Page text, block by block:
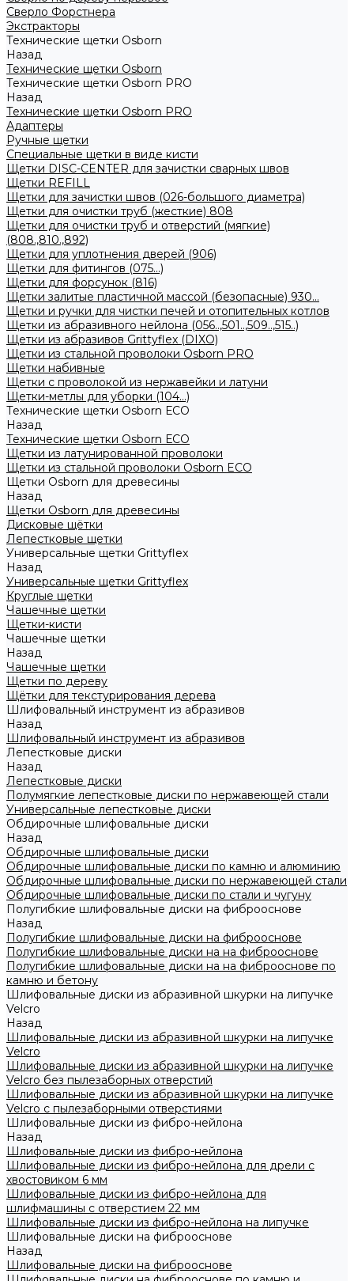
Сверло Форстнера
Экстракторы
Технические щетки Osborn
Назад
Технические щетки Osborn
Технические щетки Osborn PRO
Назад
Технические щетки Osborn PRO
Адаптеры
Ручные щетки
Специальные щетки в виде кисти
Щетки DISC-CENTER для зачистки сварных швов
Щетки REFILL
Щетки для зачистки швов (026-большого диаметра)
Щетки для очистки труб (жесткие) 808
Щетки для очистки труб и отверстий (мягкие)
(808.,810.,892)
Щетки для уплотнения дверей (906)
Щетки для фитингов (075...)
Щетки для форсунок (816)
Щетки залитые пластичной массой (безопасные) 930...
Щетки и ручки для чистки печей и отопительных котлов
Щетки из абразивного нейлона (056..,501..,509..,515..)
Щетки из абразивов Grittyflex (DIXO)
Щетки из стальной проволоки Osborn PRO
Щетки набивные
Щетки с проволокой из нержавейки и латуни
Щетки-метлы для уборки (104...)
Технические щетки Osborn ЕСО
Назад
Технические щетки Osborn ЕСО
Щетки из латунированной проволоки
Щетки из стальной проволоки Osborn ECO
Щетки Osborn для древесины
Назад
Щетки Osborn для древесины
Дисковые щётки
Лепестковые щетки
Универсальные щетки Grittyflex
Назад
Универсальные щетки Grittyflex
Круглые щетки
Чашечные щетки
Щетки-кисти
Чашечные щетки
Назад
Чашечные щетки
Щетки по дереву
Щётки для текстурирования дерева
Шлифовальный инструмент из абразивов
Назад
Шлифовальный инструмент из абразивов
Лепестковые диски
Назад
Лепестковые диски
Полумягкие лепестковые диски по нержавеющей стали
Универсальные лепестковые диски
Обдирочные шлифовальные диски
Назад
Обдирочные шлифовальные диски
Обдирочные шлифовальные диски по камню и алюминию
Обдирочные шлифовальные диски по нержавеющей стали
Обдирочные шлифовальные диски по стали и чугуну
Полугибкие шлифовальные диски на фиброоснове
Назад
Полугибкие шлифовальные диски на фиброоснове
Полугибкие шлифовальные диски на на фиброоснове
Полугибкие шлифовальные диски на на фиброоснове по
камню и бетону
Шлифовальные диски из абразивной шкурки на липучке
Velcro
Назад
Шлифовальные диски из абразивной шкурки на липучке
Velcro
Шлифовальные диски из абразивной шкурки на липучке
Velcro без пылезаборных отверстий
Шлифовальные диски из абразивной шкурки на липучке
Velcro с пылезаборными отверстиями
Шлифовальные диски из фибро-нейлона
Назад
Шлифовальные диски из фибро-нейлона
Шлифовальные диски из фибро-нейлона для дрели с
хвостовиком 6 мм
Шлифовальные диски из фибро-нейлона для
шлифмашины с отверстием 22 мм
Шлифовальные диски из фибро-нейлона на липучке
Шлифовальные диски на фиброоснове
Назад
Шлифовальные диски на фиброоснове